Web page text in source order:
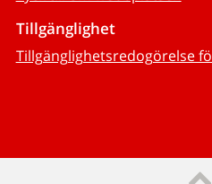
Tillgänglighet
Tillgänglighetsredogörelse